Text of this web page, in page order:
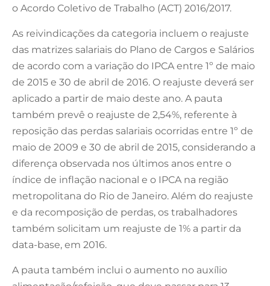
o Acordo Coletivo de Trabalho (ACT) 2016/2017.
As reivindicações da categoria incluem o reajuste
das matrizes salariais do Plano de Cargos e Salários
de acordo com a variação do IPCA entre 1º de maio
de 2015 e 30 de abril de 2016. O reajuste deverá ser
aplicado a partir de maio deste ano. A pauta
também prevê o reajuste de 2,54%, referente à
reposição das perdas salariais ocorridas entre 1º de
maio de 2009 e 30 de abril de 2015, considerando a
diferença observada nos últimos anos entre o
índice de inflação nacional e o IPCA na região
metropolitana do Rio de Janeiro. Além do reajuste
e da recomposição de perdas, os trabalhadores
também solicitam um reajuste de 1% a partir da
data-base, em 2016.
A pauta também inclui o aumento no auxílio